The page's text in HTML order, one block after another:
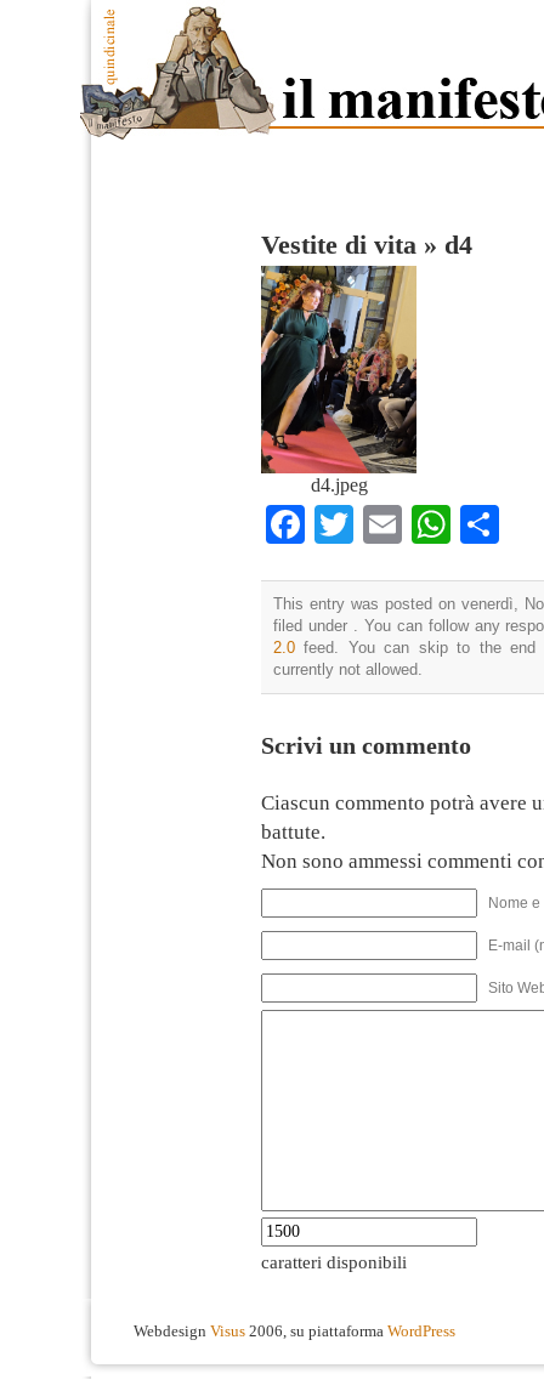
Vestite di vita » d4
d4.jpeg
Facebook
TwitterEmail
This entry was posted on venerdì,
filed under . You can follow any
2.0 feed. You can skip to the end
currently not allowed.
Scrivi un commento
Ciascun commento potrà avere
battute.
Non sono ammessi commenti
Nome
E-mail
Sito
caratteri disponibili
Webdesign Visus 2006, su piattaforma WordPress